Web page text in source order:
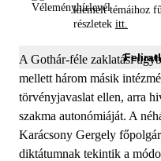
kiemelt témáihoz
részletek itt.
A Gothár-féle zaklatási
mellett három másik
törvényjavaslat ellen, arra
szakma autonómiáját. A
Karácsony Gergely
diktátumnak tekintik a